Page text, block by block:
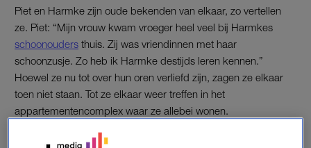
Piet en Harmke zijn oude bekenden van elkaar, zo vertellen
ze. Piet: “Mijn vrouw kwam vroeger heel veel bij Harmkes
schoonouders thuis. Zij was vriendinnen met haar
schoonzusje. Zo heb ik Harmke destijds leren kennen.”
Hoewel ze nu tot over hun oren verliefd zijn, zagen ze elkaar
toen niet staan. Tot ze elkaar weer treffen in het
appartementencomplex waar ze allebei wonen.
De twee verloren allebei hun partner aan kanker, maar